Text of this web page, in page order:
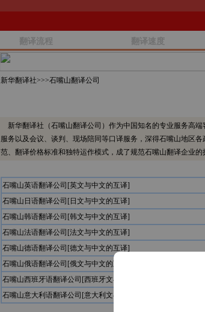
翻译流程 翻译速度
新华翻译社>>>石嘴山翻译公司
新华翻译社（石嘴山翻译公司）作为中国知名的专业服务高
服务以及会议、谈判、现场陪同等口译服务，深得石嘴山地区
范、翻译价格标准和独特运作模式，成了规范石嘴山翻译企业
石嘴山英语翻译公司[英文与中文的互译]
石嘴山日语翻译公司[日文与中文的互译]
石嘴山韩语翻译公司[韩文与中文的互译]
石嘴山法语翻译公司[法文与中文的互译]
石嘴山德语翻译公司[德文与中文的互译]
石嘴山俄语翻译公司[俄文与中文的互译]
石嘴山西班牙语翻译公司[西班牙文与中文的互译]
石嘴山意大利语翻译公司[意大利文与中文的互译]